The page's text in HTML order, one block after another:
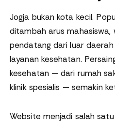
Jogja bukan kota kecil.
ditambah arus mahasiswa,
pendatang dari luar
layanan kesehatan.
kesehatan — dari rumah
klinik spesialis — semakin
Website menjadi salah